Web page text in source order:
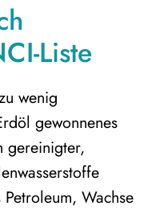
Liste
wenig
gewonnenes
gereinigter,
Wachse